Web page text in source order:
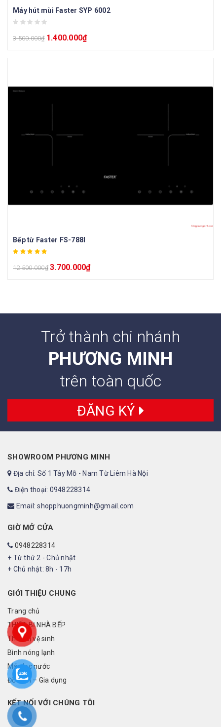
Máy hút mùi Faster SYP 6002
3.500.000₫ 1.400.000₫
Bếp từ Faster FS-788I
12.500.000₫ 3.700.000₫
Trở thành chi nhánh
PHƯƠNG MINH
trên toàn quốc
ĐĂNG KÝ
SHOWROOM PHƯƠNG MINH
Địa chỉ: Số 1 Tây Mỗ - Nam Từ Liêm Hà Nội
Điện thoại: 0948228314
Email: shopphuongminh@gmail.com
GIỜ MỞ CỬA
0948228314
+ Từ thứ 2 - Chủ nhật
+ Chủ nhật: 8h - 17h
GIỚI THIỆU CHUNG
Trang chủ
THIẾT BỊ NHÀ BẾP
Thiết bị vệ sinh
Bình nóng lạnh
Máy lọc nước
Đồ điện – Gia dụng
KẾT NỐI VỚI CHÚNG TÔI